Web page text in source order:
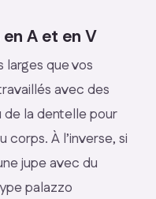
A et en V
larges que vos
avec des
la dentelle pour
À l’inverse, si
jupe avec du
palazzo